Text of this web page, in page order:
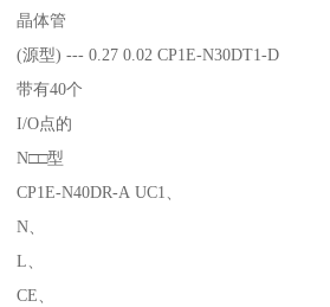
晶体管
(源型) --- 0.27 0.02 CP1E-N30DT1-D
带有40个
I/O点的
N□□型
CP1E-N40DR-A UC1、
N、
L、
CE、